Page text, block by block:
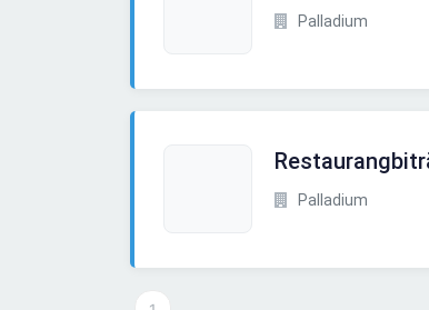
Palladium
Palladium